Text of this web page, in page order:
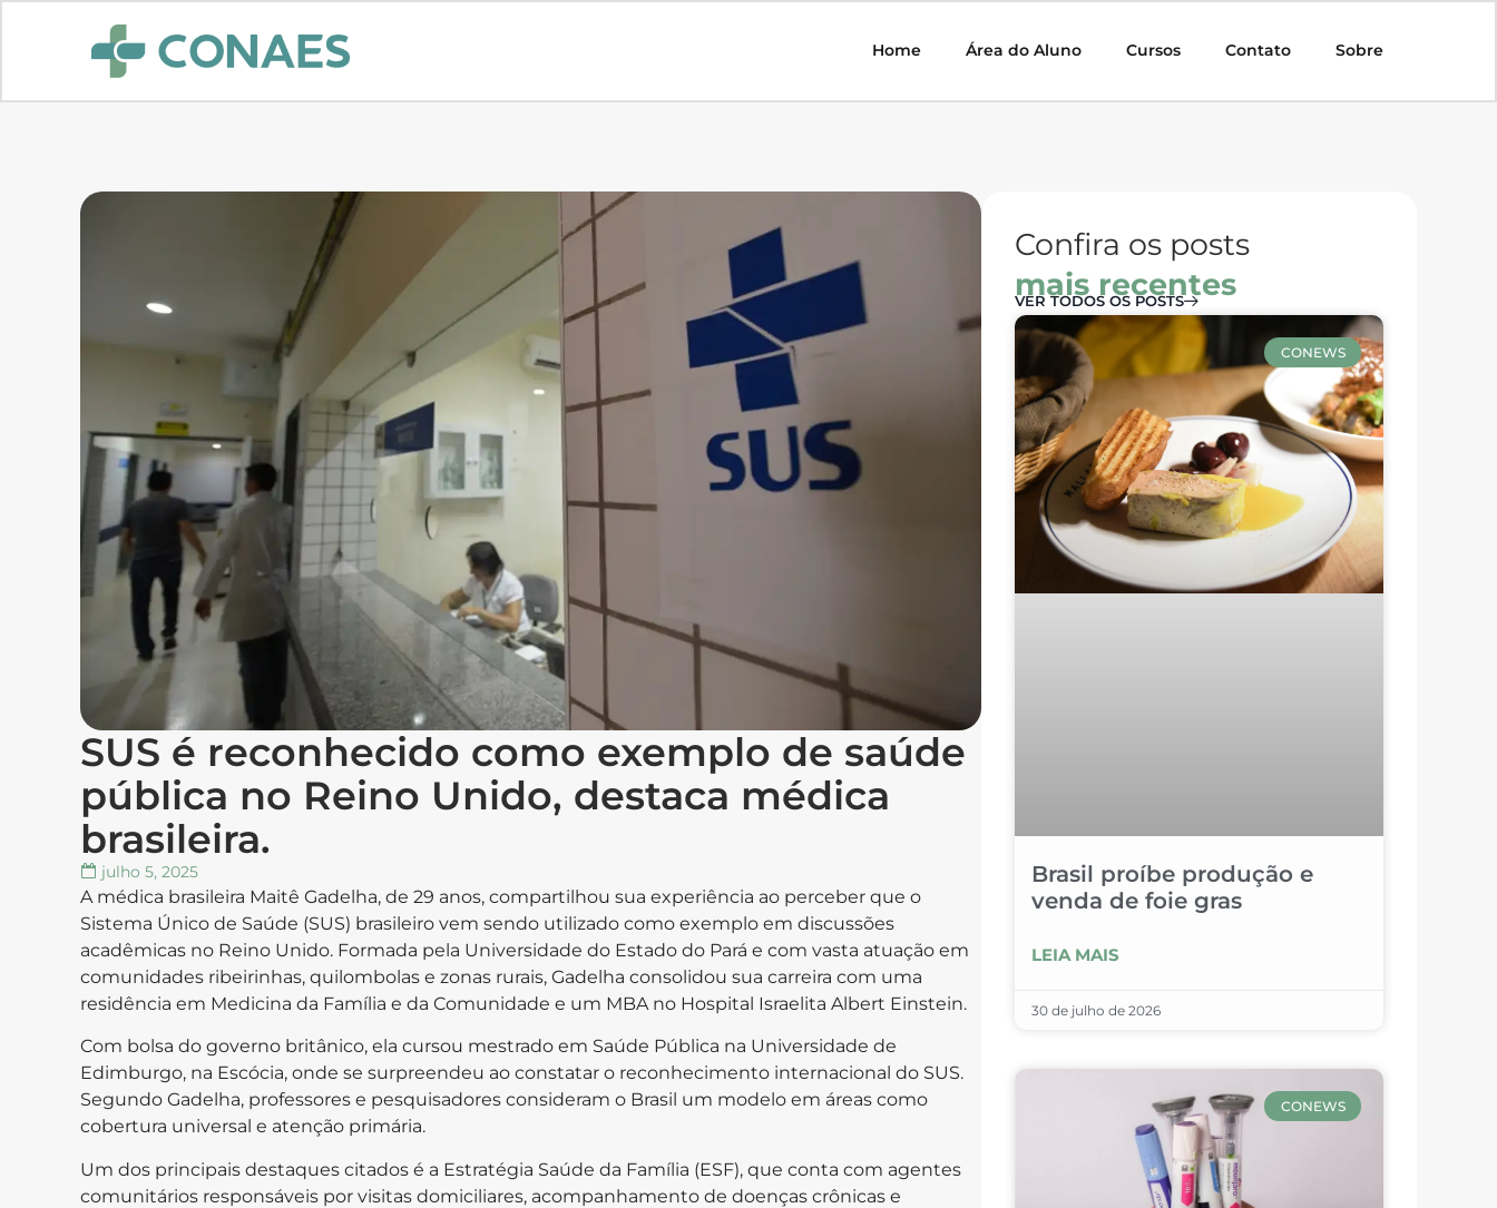
Home Área do Aluno Cursos Contato Sobre
SUS é reconhecido como exemplo de saúde
pública no Reino Unido, destaca médica
brasileira.
julho 5, 2025
A médica brasileira Maitê Gadelha, de 29 anos, compartilhou sua experiência ao perceber que o
Sistema Único de Saúde (SUS) brasileiro vem sendo utilizado como exemplo em discussões
acadêmicas no Reino Unido. Formada pela Universidade do Estado do Pará e com vasta atuação em
comunidades ribeirinhas, quilombolas e zonas rurais, Gadelha consolidou sua carreira com uma
residência em Medicina da Família e da Comunidade e um MBA no Hospital Israelita Albert Einstein.
Com bolsa do governo britânico, ela cursou mestrado em Saúde Pública na Universidade de
Edimburgo, na Escócia, onde se surpreendeu ao constatar o reconhecimento internacional do SUS.
Segundo Gadelha, professores e pesquisadores consideram o Brasil um modelo em áreas como
cobertura universal e atenção primária.
Um dos principais destaques citados é a Estratégia Saúde da Família (ESF), que conta com agentes
comunitários responsáveis por visitas domiciliares, acompanhamento de doenças crônicas e
Confira os posts
mais recentes
VER TODOS OS POSTS
CONEWS
Brasil proíbe produção e
venda de foie gras
LEIA MAIS
30 de julho de 2026
CONEWS